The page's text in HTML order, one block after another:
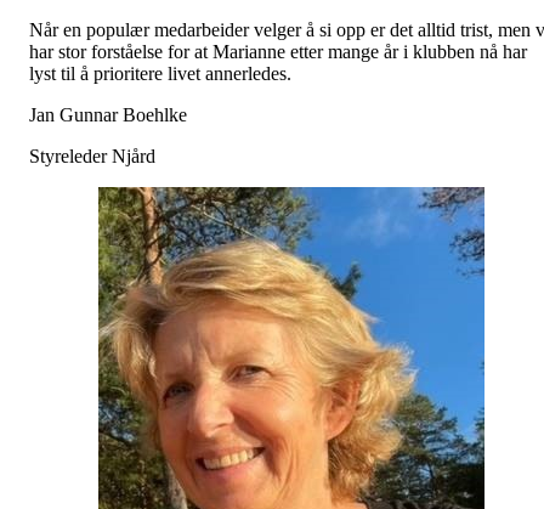
Når en populær medarbeider velger å si opp er det alltid trist, men
har stor forståelse for at Marianne etter mange år i klubben nå har
lyst til å prioritere livet annerledes.
Jan Gunnar Boehlke
Styreleder Njård